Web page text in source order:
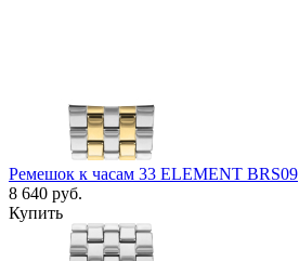
Ремешок к часам 33 ELEMENT BRS09
8 640 руб.
Купить